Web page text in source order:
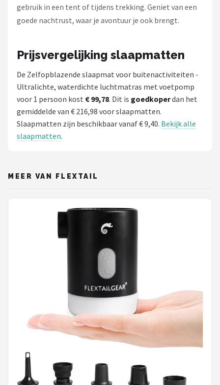
gebruik in een tent of tijdens trekking. Geniet van een
goede nachtrust, waar je avontuur je ook brengt.
Prijsvergelijking slaapmatten
De Zelfopblazende slaapmat voor buitenactiviteiten -
Ultralichte, waterdichte luchtmatras met voetpomp
voor 1 persoon kost € 99,78. Dit is goedkoperdan het
gemiddelde van € 216,98 voor slaapmatten.
Slaapmatten zijn beschikbaar vanaf € 9,40. Bekijk alle
slaapmatten.
MEER VAN FLEXTAIL